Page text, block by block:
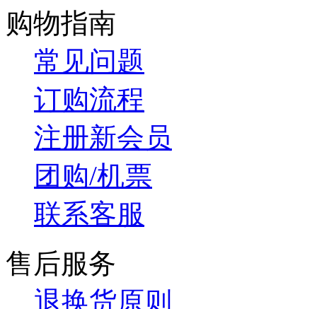
购物指南
常见问题
订购流程
注册新会员
团购/机票
联系客服
售后服务
退换货原则